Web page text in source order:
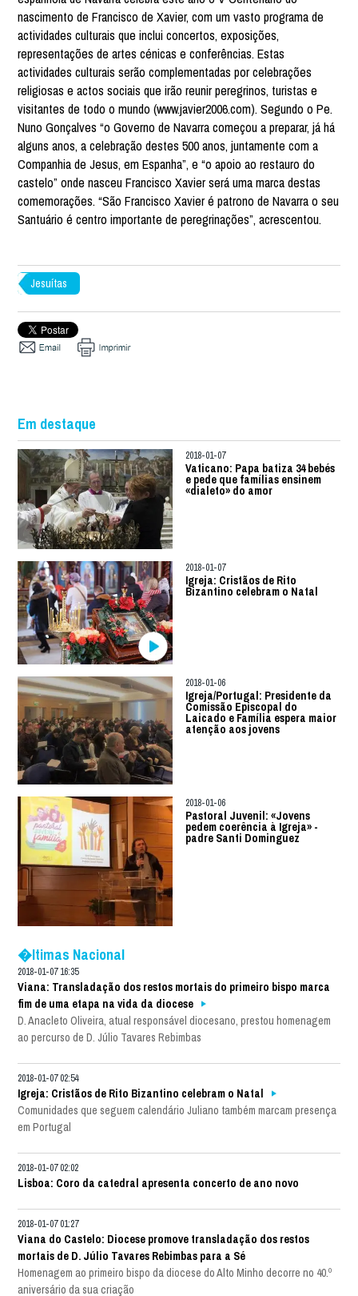
nascimento de Francisco de Xavier, com um vasto programa de
actividades culturais que inclui concertos, exposições,
representações de artes cénicas e conferências. Estas
actividades culturais serão complementadas por celebrações
religiosas e actos sociais que irão reunir peregrinos, turistas e
visitantes de todo o mundo (www.javier2006.com). Segundo o Pe.
Nuno Gonçalves “o Governo de Navarra começou a preparar, já há
alguns anos, a celebração destes 500 anos, juntamente com a
Companhia de Jesus, em Espanha”, e “o apoio ao restauro do
castelo” onde nasceu Francisco Xavier será uma marca destas
comemorações. “São Francisco Xavier é patrono de Navarra o seu
Santuário é centro importante de peregrinações”, acrescentou.
Jesuítas
Em destaque
2018-01-07
Vaticano: Papa batiza 34 bebés
e pede que famílias ensinem
«dialeto» do amor
2018-01-07
Igreja: Cristãos de Rito
Bizantino celebram o Natal
2018-01-06
Igreja/Portugal: Presidente da
Comissão Episcopal do
Laicado e Família espera maior
atenção aos jovens
2018-01-06
Pastoral Juvenil: «Jovens
pedem coerência à Igreja» -
padre Santi Dominguez
�ltimas Nacional
2018-01-07 16:35
Viana: Transladação dos restos mortais do primeiro bispo marca
fim de uma etapa na vida da diocese
D. Anacleto Oliveira, atual responsável diocesano, prestou homenagem
ao percurso de D. Júlio Tavares Rebimbas
2018-01-07 02:54
Igreja: Cristãos de Rito Bizantino celebram o Natal
Comunidades que seguem calendário Juliano também marcam presença
em Portugal
2018-01-07 02:02
Lisboa: Coro da catedral apresenta concerto de ano novo
2018-01-07 01:27
Viana do Castelo: Diocese promove transladação dos restos
mortais de D. Júlio Tavares Rebimbas para a Sé
Homenagem ao primeiro bispo da diocese do Alto Minho decorre no 40.º
aniversário da sua criação